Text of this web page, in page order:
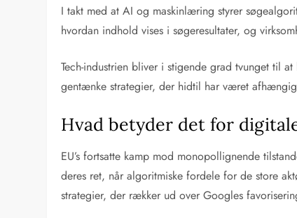
I takt med at AI og maskinlæring styrer
hvordan indhold vises i søgeresultater, og
Tech-industrien bliver i stigende grad tvunget til
gentænke strategier, der hidtil har været
Hvad betyder det for
EU’s fortsatte kamp mod monopollignende
deres ret, når algoritmiske fordele for de store
strategier, der rækker ud over Googles